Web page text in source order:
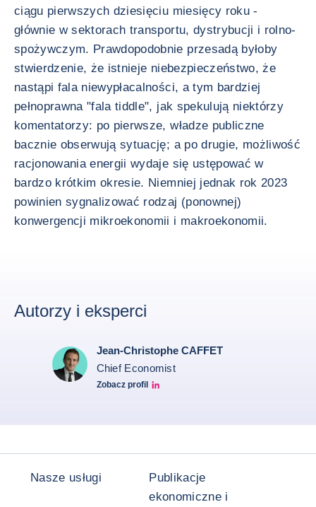
ciągu pierwszych dziesięciu miesięcy roku -
głównie w sektorach transportu, dystrybucji i rolno-
spożywczym. Prawdopodobnie przesadą byłoby
stwierdzenie, że istnieje niebezpieczeństwo, że
nastąpi fala niewypłacalności, a tym bardziej
pełnoprawna "fala tiddle", jak spekulują niektórzy
komentatorzy: po pierwsze, władze publiczne
bacznie obserwują sytuację; a po drugie, możliwość
racjonowania energii wydaje się ustępować w
bardzo krótkim okresie. Niemniej jednak rok 2023
powinien sygnalizować rodzaj (ponownej)
konwergencji mikroekonomii i makroekonomii.
Autorzy i eksperci
Jean-Christophe CAFFET
Chief Economist
Zobacz profil
JCC Linkedin
Nasze usługi
Publikacje
ekonomiczne i